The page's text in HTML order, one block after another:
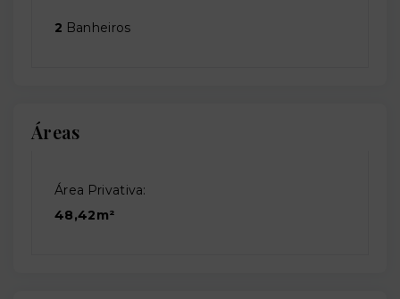
2 Banheiros
Áreas
Área Privativa:
48,42m²